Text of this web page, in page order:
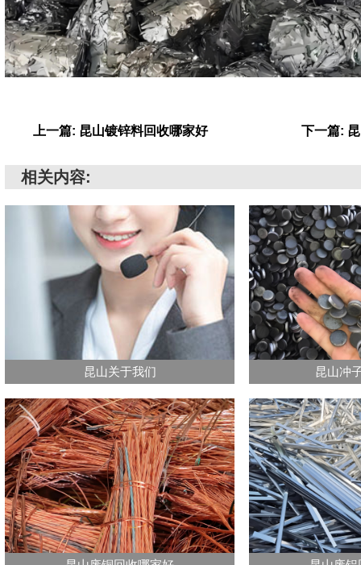
上一篇: 昆山镀锌料回收哪家好 下一篇:
相关内容:
昆山关于我们 昆山冲